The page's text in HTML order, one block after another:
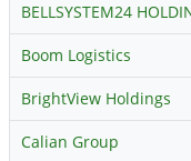
BELLSYSTEM24
Boom Logistics
BrightView Holdings
Calian Group